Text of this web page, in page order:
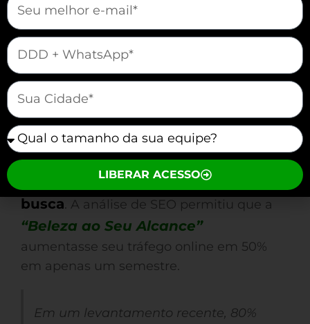
“Clínica de Estética Vida Bella”, ao utilizar
e-mail marketing, conseguiu fidelizar
30% de sua nova clientela em apenas
quatro meses.
A otimização para SEO é também um
fator crítico. Ao coletar dados valiosos
sobre seus clientes, você pode elaborar
conteúdos que posicione seu salão nas
primeiras páginas dosmecanismos de
busca. A análise de SEO permitiu que a
“Beleza ao Seu Alcance”
aumentasse seu tráfego online em 50%
em apenas um semestre.
Em um levantamento recente, 80%
mauticform[telefone]
mauticform[cidade]
mauticform[equipe]
LIBERAR ACESSO